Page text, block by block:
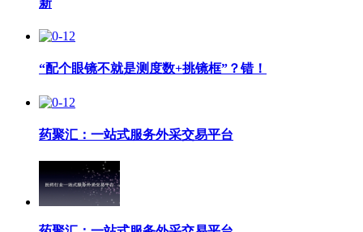
“配个眼镜不就是测度数+挑镜框”？错！
药聚汇：一站式服务外采交易平台